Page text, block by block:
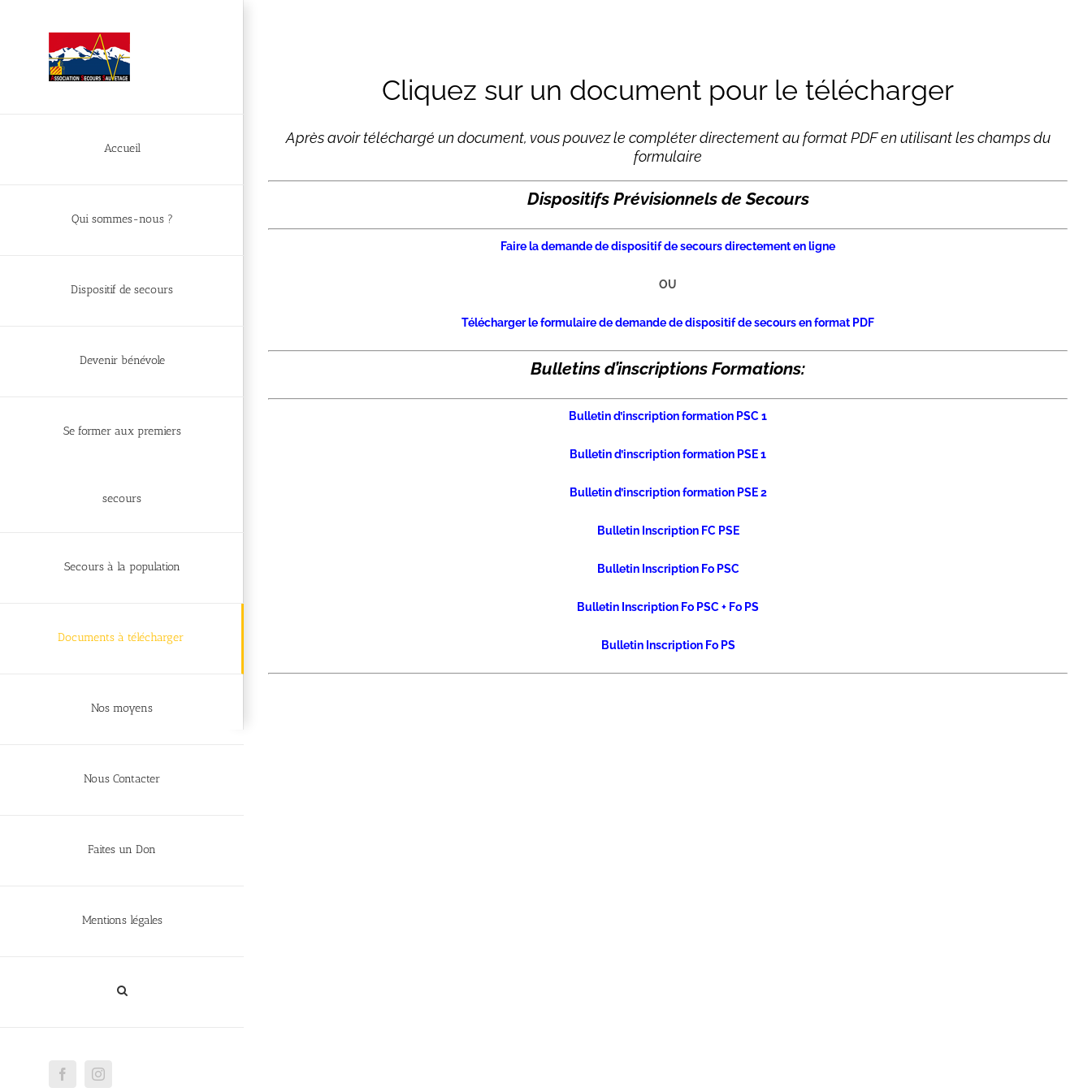
Accueil
Qui sommes-nous ?
Dispositif de secours
Devenir bénévole
Se former aux premiers
secours
Secours à la population
Documents à télécharger
Nos moyens
Nous Contacter
Faites un Don
Mentions légales
FacebookInstagram
Cliquez sur un document pour le télécharger
Après avoir téléchargé un document, vous pouvez le compléter directement au format PDF en utilisant les champs du
formulaire
Dispositifs Prévisionnels de Secours
Faire la demande de dispositif de secours directement en ligne
OU
Télécharger le formulaire de demande de dispositif de secours en format PDF
Bulletins d’inscriptions Formations:
Bulletin d’inscription formation PSC 1
Bulletin d’inscription formation PSE 1
Bulletin d’inscription formation PSE 2
Bulletin Inscription FC PSE
Bulletin Inscription Fo PSC
Bulletin Inscription Fo PSC + Fo PS
Bulletin Inscription Fo PS